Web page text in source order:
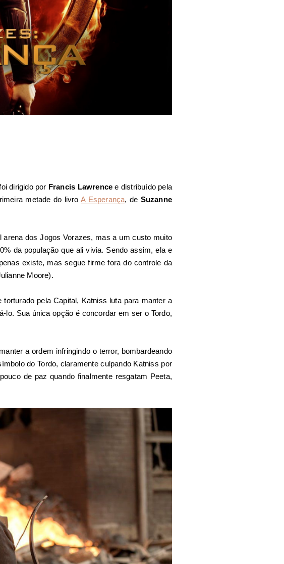
dirigido por Francis Lawrence e distribuído pela
metade do livro A Esperança, de Suzanne
dos Jogos Vorazes, mas a um custo muito
da população que ali vivia. Sendo assim, ela e
existe, mas segue firme fora do controle da
Moore).
pela Capital, Katniss luta para manter a
lo. Sua única opção é concordar em ser o Tordo,
a ordem infringindo o terror, bombardeando
do Tordo, claramente culpando Katniss por
de paz quando finalmente resgatam Peeta,